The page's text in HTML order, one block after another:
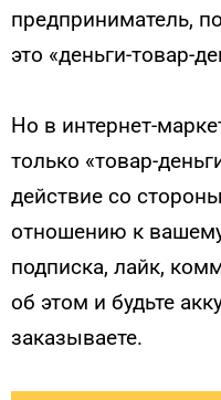
предприниматель,
это «деньги-товар-
Но в интернет-
только «товар-
действие со
отношению к
подписка, лайк,
об этом и будьте
заказываете.